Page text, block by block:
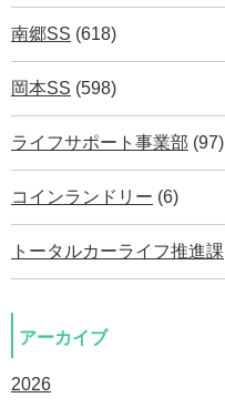
南郷SS (618)
岡本SS (598)
ライフサポート事業部 (97)
コインランドリー (6)
トータルカーライフ推進課
アーカイブ
2026